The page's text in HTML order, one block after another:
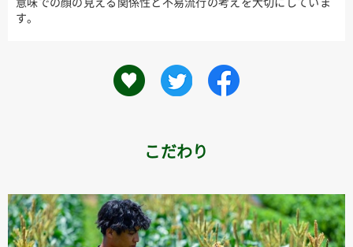
す。
こだわり